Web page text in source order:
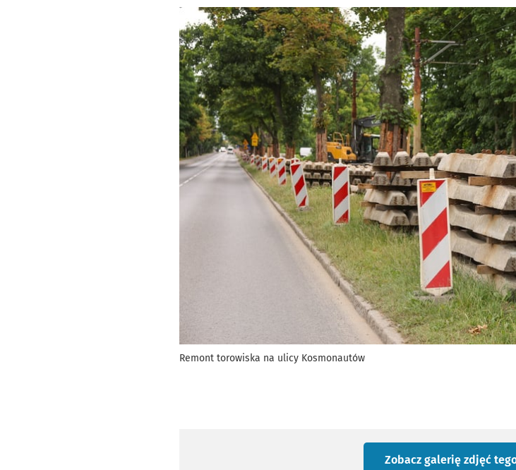
Remont torowiska na ulicy Kosmonautów
Zobacz galerię zdjęć